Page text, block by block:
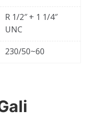
R 1/2″ + 1 1/4″
UNC
230/50~60